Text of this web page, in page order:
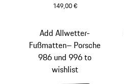
149,00 €
Add Allwetter-
Fußmatten– Porsche
986 und 996 to
wishlist